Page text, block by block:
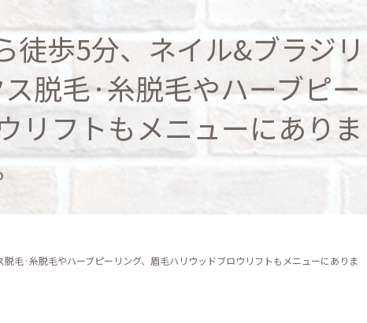
歩5分、ネイル&ブラジリ
脱毛·糸脱毛やハーブピー
リフトもメニューにありま
毛·糸脱毛やハーブピーリング、眉毛ハリウッドブロウリフトもメニューにありま